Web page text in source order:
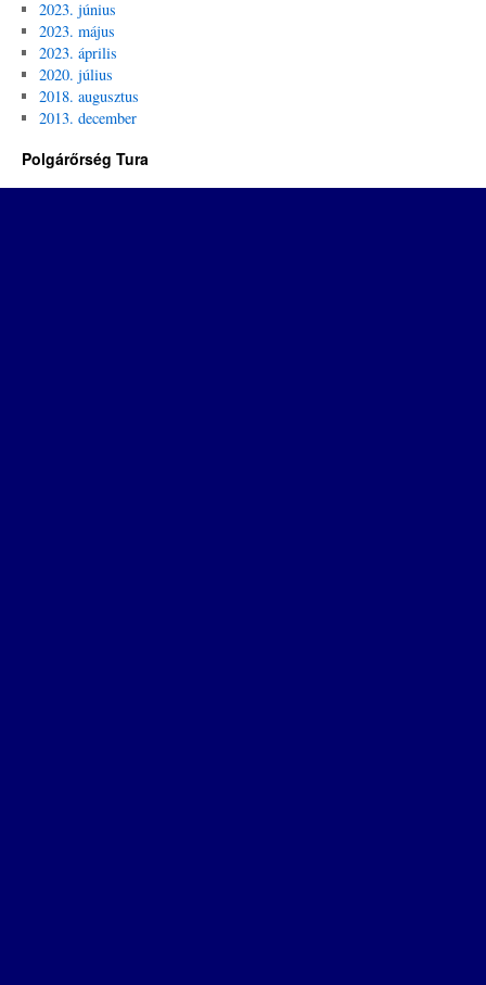
2023. június
2023. május
2023. április
2020. július
2018. augusztus
2013. december
Polgárőrség Tura